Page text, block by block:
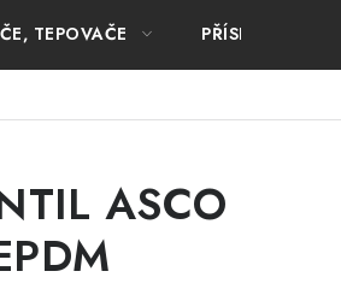
TEPOVAČE PŘÍSLUŠENSTVÍ
ASCO